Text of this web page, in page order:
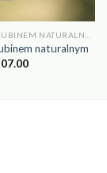
naturalnym